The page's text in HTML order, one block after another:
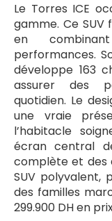
Le Torres ICE
gamme. Ce SUV
en
performances.
développe 163
assurer des
quotidien. Le
une vraie
l’habitacle
écran central
complète et des
SUV polyvalent,
des familles
299.900 DH en